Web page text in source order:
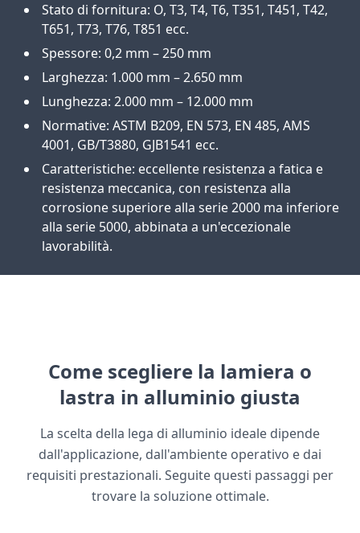
Stato di fornitura: O, T3, T4, T6, T351, T451, T42,
T651, T73, T76, T851 ecc.
Spessore: 0,2 mm – 250 mm
Larghezza: 1.000 mm – 2.650 mm
Lunghezza: 2.000 mm – 12.000 mm
Normative: ASTM B209, EN 573, EN 485, AMS
4001, GB/T3880, GJB1541 ecc.
Caratteristiche: eccellente resistenza a fatica e
resistenza meccanica, con resistenza alla
corrosione superiore alla serie 2000 ma inferiore
alla serie 5000, abbinata a un'eccezionale
lavorabilità.
Come scegliere la lamiera o
lastra in alluminio giusta
La scelta della lega di alluminio ideale dipende
dall'applicazione, dall'ambiente operativo e dai
requisiti prestazionali. Seguite questi passaggi per
trovare la soluzione ottimale.